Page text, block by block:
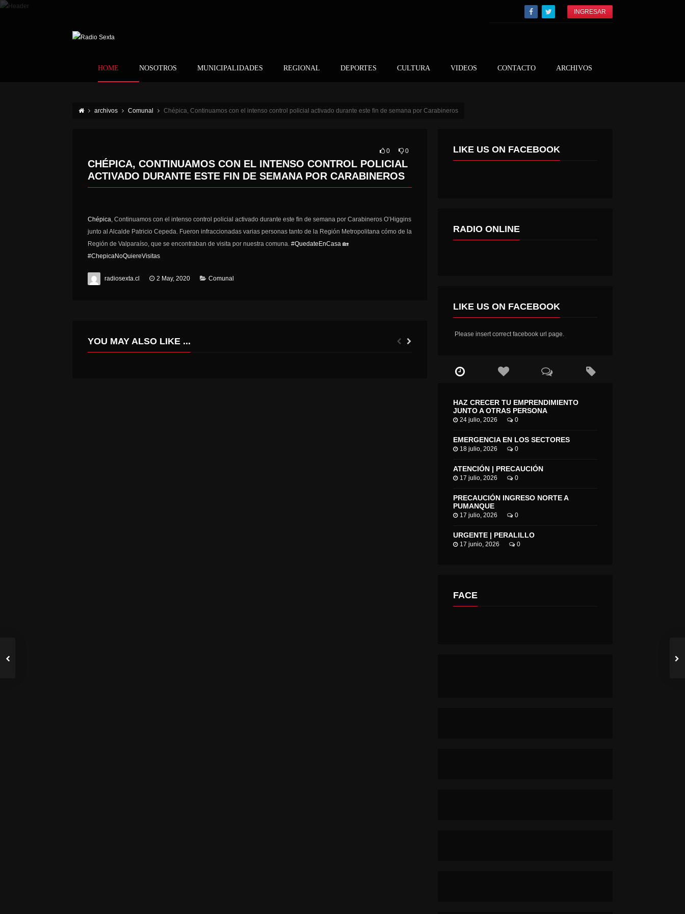
INGRESAR
HOME NOSOTROS MUNICIPALIDADES REGIONAL DEPORTES CULTURA VIDEOS CONTACTO ARCHIVOS
archivos Comunal Chépica, Continuamos con el intenso control policial activado durante este fin de semana por Carabineros
0 0
CHÉPICA, CONTINUAMOS CON EL INTENSO CONTROL POLICIAL
ACTIVADO DURANTE ESTE FIN DE SEMANA POR CARABINEROS
Chépica, Continuamos con el intenso control policial activado durante este fin de semana por Carabineros O’Higgins
junto al Alcalde Patricio Cepeda. Fueron infraccionadas varias personas tanto de la Región Metropolitana cómo de la
Región de Valparaíso, que se encontraban de visita por nuestra comuna. #QuedateEnCasa 🏡
#ChepicaNoQuiereVisitas
radiosexta.cl 2 May, 2020 Comunal
YOU MAY ALSO LIKE ...
LIKE US ON FACEBOOK
RADIO ONLINE
LIKE US ON FACEBOOK
Please insert correct facebook url page.
HAZ CRECER TU EMPRENDIMIENTO
JUNTO A OTRAS PERSONA
24 julio, 2026 0
EMERGENCIA EN LOS SECTORES
18 julio, 2026 0
ATENCIÓN | PRECAUCIÓN
17 julio, 2026 0
PRECAUCIÓN INGRESO NORTE A
PUMANQUE
17 julio, 2026 0
URGENTE | PERALILLO
17 junio, 2026 0
FACE